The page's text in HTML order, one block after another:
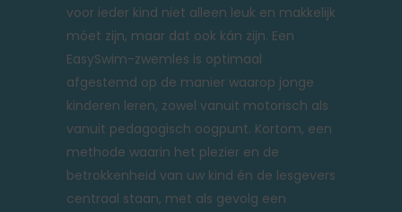
voor ieder kind niet alleen leuk en makkelijk
móet zijn, maar dat ook kán zijn. Een
EasySwim-zwemles is optimaal
afgestemd op de manier waarop jonge
kinderen leren, zowel vanuit motorisch als
vanuit pedagogisch oogpunt. Kortom, een
methode waarin het plezier en de
betrokkenheid van uw kind én de lesgevers
centraal staan, met als gevolg een